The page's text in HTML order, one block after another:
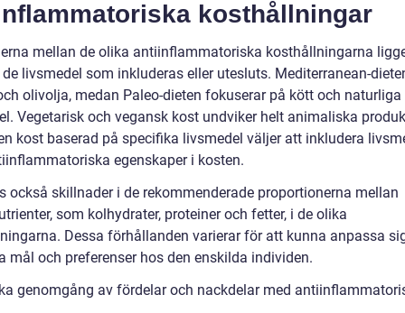
kosthållningar
mellan de olika antiinflammatoriska kosthållningarna
livsmedel som inkluderas eller utesluts. Mediterranean-
olivolja, medan Paleo-dieten fokuserar på kött och naturliga
Vegetarisk och vegansk kost undviker helt animaliska
kost baserad på specifika livsmedel väljer att inkludera
egenskaper i kosten.
också skillnader i de rekommenderade proportionerna mellan
som kolhydrater, proteiner och fetter, i de olika
Dessa förhållanden varierar för att kunna anpassa
mål och preferenser hos den enskilda individen.
genomgång av fördelar och nackdelar med